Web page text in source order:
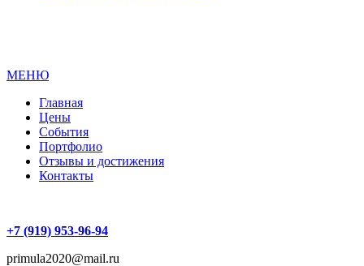
МЕНЮ
Главная
Цены
События
Портфолио
Отзывы и достижения
Контакты
+7 (919) 953-96-94
primula2020@mail.ru